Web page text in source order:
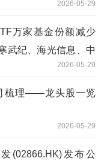
2026-05-29
万家基金份额减少
武纪、海光信息、中
2026-05-29
梳理——龙头股一览
2026-05-29
(02866.HK)发布公